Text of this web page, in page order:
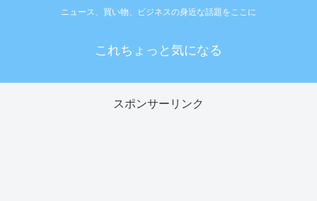
ニュース、買い物、ビジネスの身近な話題をここに
これちょっと気になる
スポンサーリンク